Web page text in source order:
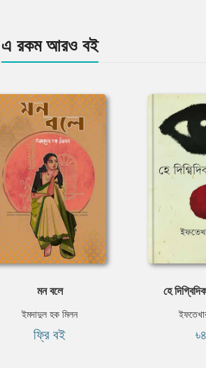
এ রকম আরও বই
মন বলে
ইমদাদুল হক মিলন
ফ্রি বই
হে